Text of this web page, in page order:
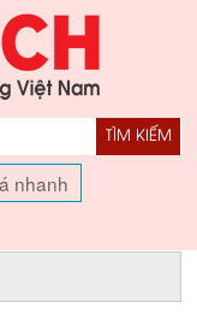
TÌM KIẾM
nhanh